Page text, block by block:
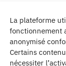
La plateforme
fonctionnement
anonymisé
Certains
nécessiter